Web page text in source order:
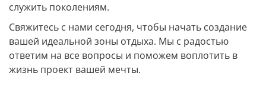
служить поколениям.
Свяжитесь с нами сегодня, чтобы начать создание
вашей идеальной зоны отдыха. Мы с радостью
ответим на все вопросы и поможем воплотить в
жизнь проект вашей мечты.